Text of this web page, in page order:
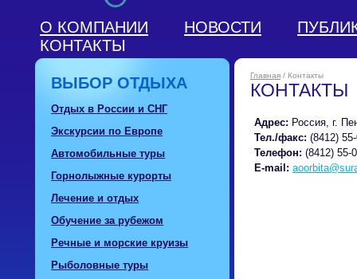
О КОМПАНИИ НОВОСТИ
КОНТАКТЫ
ВЫБОР ОТДЫХА
Отдых в России и СНГ
Экскурсии по Европе
Автомобильные туры
Горнолыжные курорты
Лечение и отдых
Обучение за рубежом
Речные и морские круизы
Рыболовные туры
Главная / Контакты
КОНТАКТЫ
Адрес: Россия, г.
Тел./факс: (8412)
Телефон: (8412) 55-
E-mail: